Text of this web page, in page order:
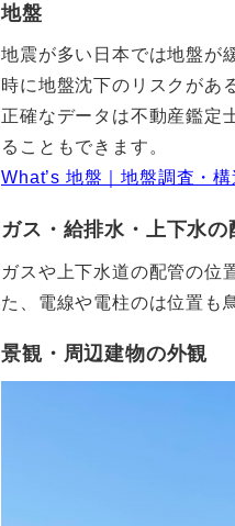
地盤
地震が多い日本では地盤が
時に地盤沈下のリスクがあ
正確なデータは不動産鑑定
ることもできます。
What’s 地盤｜地盤調査・
ガス・給排水・上下水の
ガスや上下水道の配管の位
た、電線や電柱のは位置も
景観・周辺建物の外観